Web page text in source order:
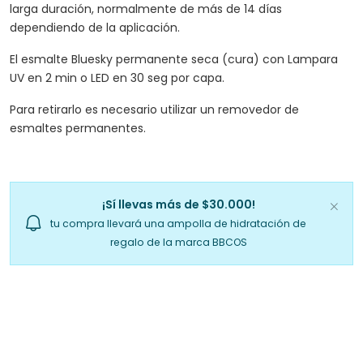
larga duración, normalmente de más de 14 días
dependiendo de la aplicación.
El esmalte Bluesky permanente seca (cura) con Lampara
UV en 2 min o LED en 30 seg por capa.
Para retirarlo es necesario utilizar un removedor de
esmaltes permanentes.
¡Sí llevas más de $30.000!
tu compra llevará una ampolla de hidratación de
regalo de la marca BBCOS